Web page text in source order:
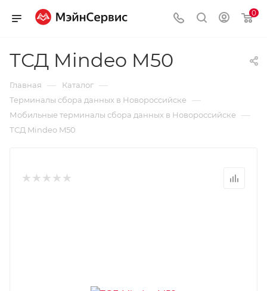
0
ТСД Mindeo M50
Главная — Каталог —
Терминалы сбора данных в Новороссийске —
Мобильные терминалы сбора данных в Новороссийске —
ТСД Mindeo M50